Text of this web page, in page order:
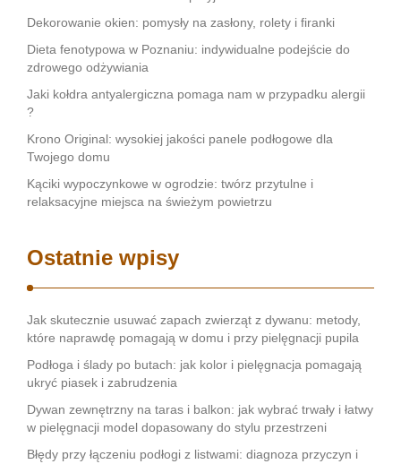
Dekorowanie okien: pomysły na zasłony, rolety i firanki
Dieta fenotypowa w Poznaniu: indywidualne podejście do
zdrowego odżywiania
Jaki kołdra antyalergiczna pomaga nam w przypadku alergii
?
Krono Original: wysokiej jakości panele podłogowe dla
Twojego domu
Kąciki wypoczynkowe w ogrodzie: twórz przytulne i
relaksacyjne miejsca na świeżym powietrzu
Ostatnie wpisy
Jak skutecznie usuwać zapach zwierząt z dywanu: metody,
które naprawdę pomagają w domu i przy pielęgnacji pupila
Podłoga i ślady po butach: jak kolor i pielęgnacja pomagają
ukryć piasek i zabrudzenia
Dywan zewnętrzny na taras i balkon: jak wybrać trwały i łatwy
w pielęgnacji model dopasowany do stylu przestrzeni
Błędy przy łączeniu podłogi z listwami: diagnoza przyczyn i